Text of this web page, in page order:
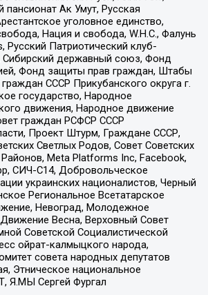
пансионат Ак Умут, Русская
уголовное единство,
Нация и свобода, W.H.С., Фалунь
Патриотический клуб-
державный союз, Фонд
Фонд защиты прав граждан, Штабы
СССР Прикубанского округа г.
государство, Народное
движения, Народное движение
граждан РСФСР СССР
Проект Штурм, Граждане СССР,
Светлых Родов, Совет Советских
Meta Platforms Inc, Facebook,
СИЧ-С14, Добровольческое
украинских националистов, Черный
Региональное Всетатарское
Невоград, Молодежное
Весна, Верховный Совет
Советской Социалистической
ойрат-калмыцкого народа,
совета народных депутатов
Этническое национальное
Я.МЫ Сергей Фургал